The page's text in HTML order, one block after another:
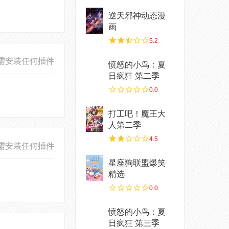
安装任何插件
安装任何插件
逆天邪神动态漫
画
5.2
愤怒的小鸟：夏
日疯狂 第二季
0.0
打工吧！魔王大
人第二季
4.5
星座狗联盟爆笑
精选
0.0
愤怒的小鸟：夏
日疯狂 第三季